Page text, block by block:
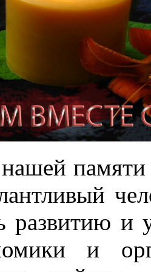
развитию и
и